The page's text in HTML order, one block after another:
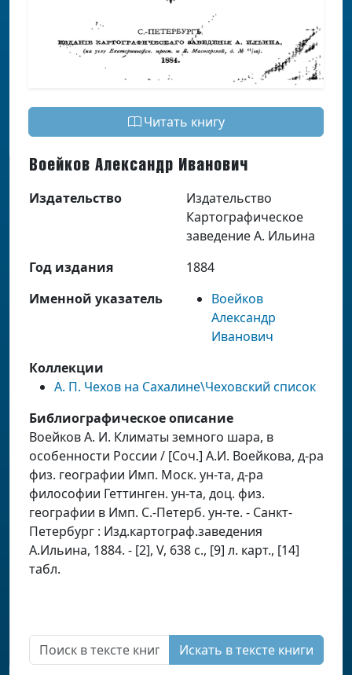
Читать книгу
Воейков Александр Иванович
Издательство
Издательство
Картографическое
заведение А. Ильина
Год издания
1884
Именной указатель
Воейков
Александр
Иванович
Коллекции
А. П. Чехов на Сахалине\Чеховский список
Библиографическое описание
Воейков А. И. Климаты земного шара, в
особенности России / [Соч.] А.И. Воейкова, д-ра
физ. географии Имп. Моск. ун-та, д-ра
философии Геттинген. ун-та, доц. физ.
географии в Имп. С.-Петерб. ун-те. - Санкт-
Петербург : Изд.картограф.заведения
А.Ильина, 1884. - [2], V, 638 с., [9] л. карт., [14]
табл.
Искать в тексте книги